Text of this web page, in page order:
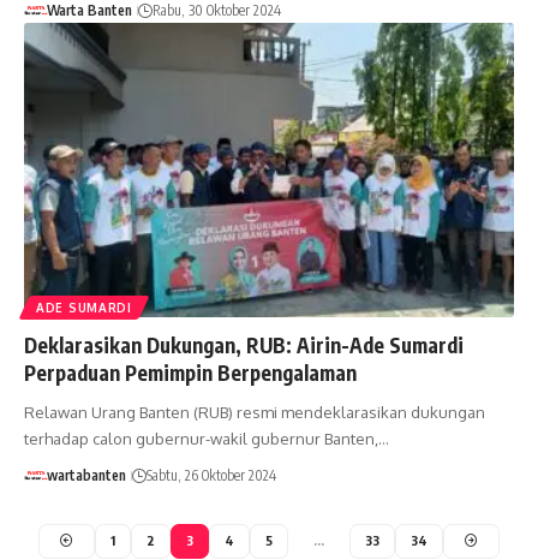
Warta Banten Rabu, 30 Oktober 2024
ADE SUMARDI
Deklarasikan Dukungan, RUB: Airin-Ade Sumardi
Perpaduan Pemimpin Berpengalaman
Relawan Urang Banten (RUB) resmi mendeklarasikan dukungan
terhadap calon gubernur-wakil gubernur Banten,…
wartabanten Sabtu, 26 Oktober 2024
1 2 3 4 5 … 33 34